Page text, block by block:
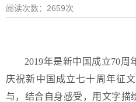
阅读次数： 2659次
2019年是新中国成立70周
庆祝新中国成立七十周年征
与，结合自身感受，用文字描